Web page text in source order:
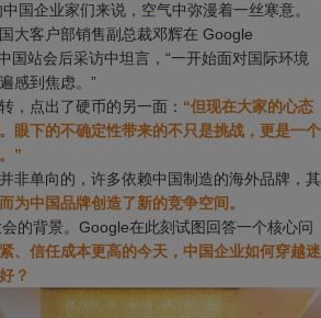
国企业家们来说，空气中弥漫着一丝寒意。
大客户部销售副总裁邓辉在 Google
国站会后采访中坦言，“一开始面对国际环境
感到焦虑。”
，点出了硬币的另一面： “但现在大家的心态
眼下的不确定性带来的不只是挑战，更是一个
”
非单向的，许多依赖中国制造的海外品牌，其
为中国品牌创造了新的竞争空间。
的背景。Google在此刻试图回答一个核心问
、信任成本更高的今天，中国企业如何穿越迷
？